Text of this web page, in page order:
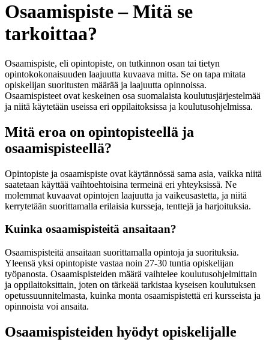
Osaamispiste – Mitä se
tarkoittaa?
Osaamispiste, eli opintopiste, on tutkinnon osan tai tietyn
opintokokonaisuuden laajuutta kuvaava mitta. Se on tapa mitata
opiskelijan suoritusten määrää ja laajuutta opinnoissa.
Osaamispisteet ovat keskeinen osa suomalaista koulutusjärjestelmää
ja niitä käytetään useissa eri oppilaitoksissa ja koulutusohjelmissa.
Mitä eroa on opintopisteellä ja
osaamispisteellä?
Opintopiste ja osaamispiste ovat käytännössä sama asia, vaikka niitä
saatetaan käyttää vaihtoehtoisina termeinä eri yhteyksissä. Ne
molemmat kuvaavat opintojen laajuutta ja vaikeusastetta, ja niitä
kerrytetään suorittamalla erilaisia kursseja, tenttejä ja harjoituksia.
Kuinka osaamispisteitä ansaitaan?
Osaamispisteitä ansaitaan suorittamalla opintoja ja suorituksia.
Yleensä yksi opintopiste vastaa noin 27-30 tuntia opiskelijan
työpanosta. Osaamispisteiden määrä vaihtelee koulutusohjelmittain
ja oppilaitoksittain, joten on tärkeää tarkistaa kyseisen koulutuksen
opetussuunnitelmasta, kuinka monta osaamispistettä eri kursseista ja
opinnoista voi ansaita.
Osaamispisteiden hyödyt opiskelijalle